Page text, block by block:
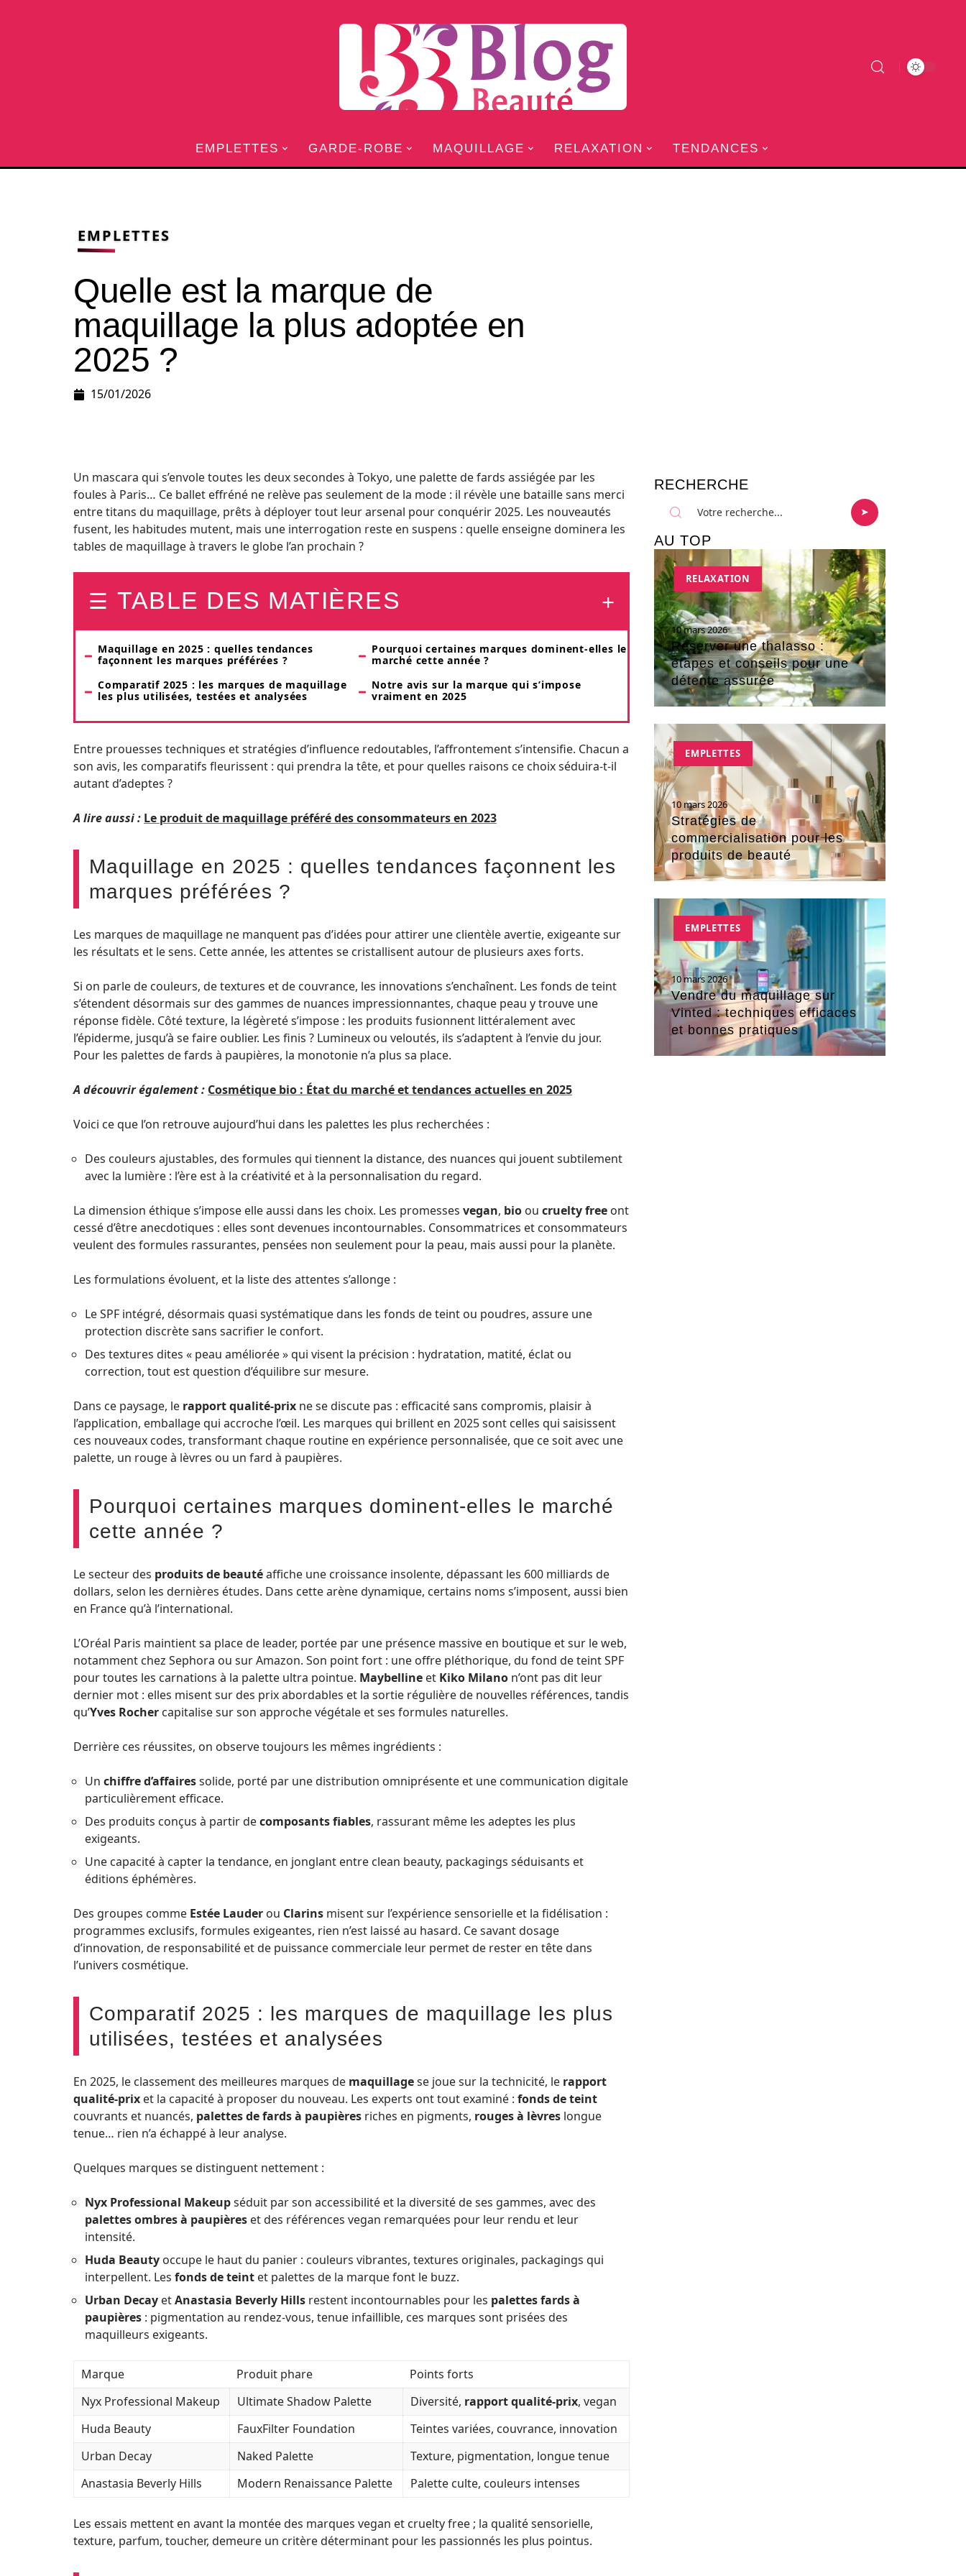
EMPLETTES GARDE-ROBE MAQUILLAGE RELAXATION TENDANCES
EMPLETTES
Quelle est la marque de
maquillage la plus adoptée en
2025 ?
15/01/2026
Un mascara qui s’envole toutes les deux secondes à Tokyo, une palette de fards assiégée par les
foules à Paris… Ce ballet effréné ne relève pas seulement de la mode : il révèle une bataille sans merci
entre titans du maquillage, prêts à déployer tout leur arsenal pour conquérir 2025. Les nouveautés
fusent, les habitudes mutent, mais une interrogation reste en suspens : quelle enseigne dominera les
tables de maquillage à travers le globe l’an prochain ?
TABLE DES MATIÈRES
Maquillage en 2025 : quelles tendances
façonnent les marques préférées ?
Pourquoi certaines marques dominent-elles le
marché cette année ?
Comparatif 2025 : les marques de maquillage
les plus utilisées, testées et analysées
Notre avis sur la marque qui s’impose
vraiment en 2025
Entre prouesses techniques et stratégies d’influence redoutables, l’affrontement s’intensifie. Chacun a
son avis, les comparatifs fleurissent : qui prendra la tête, et pour quelles raisons ce choix séduira-t-il
autant d’adeptes ?
A lire aussi : Le produit de maquillage préféré des consommateurs en 2023
Maquillage en 2025 : quelles tendances façonnent les
marques préférées ?
Les marques de maquillage ne manquent pas d’idées pour attirer une clientèle avertie, exigeante sur
les résultats et le sens. Cette année, les attentes se cristallisent autour de plusieurs axes forts.
Si on parle de couleurs, de textures et de couvrance, les innovations s’enchaînent. Les fonds de teint
s’étendent désormais sur des gammes de nuances impressionnantes, chaque peau y trouve une
réponse fidèle. Côté texture, la légèreté s’impose : les produits fusionnent littéralement avec
l’épiderme, jusqu’à se faire oublier. Les finis ? Lumineux ou veloutés, ils s’adaptent à l’envie du jour.
Pour les palettes de fards à paupières, la monotonie n’a plus sa place.
A découvrir également : Cosmétique bio : État du marché et tendances actuelles en 2025
Voici ce que l’on retrouve aujourd’hui dans les palettes les plus recherchées :
Des couleurs ajustables, des formules qui tiennent la distance, des nuances qui jouent subtilement
avec la lumière : l’ère est à la créativité et à la personnalisation du regard.
La dimension éthique s’impose elle aussi dans les choix. Les promesses vegan, bio ou cruelty free ont
cessé d’être anecdotiques : elles sont devenues incontournables. Consommatrices et consommateurs
veulent des formules rassurantes, pensées non seulement pour la peau, mais aussi pour la planète.
Les formulations évoluent, et la liste des attentes s’allonge :
Le SPF intégré, désormais quasi systématique dans les fonds de teint ou poudres, assure une
protection discrète sans sacrifier le confort.
Des textures dites « peau améliorée » qui visent la précision : hydratation, matité, éclat ou
correction, tout est question d’équilibre sur mesure.
Dans ce paysage, le rapport qualité-prix ne se discute pas : efficacité sans compromis, plaisir à
l’application, emballage qui accroche l’œil. Les marques qui brillent en 2025 sont celles qui saisissent
ces nouveaux codes, transformant chaque routine en expérience personnalisée, que ce soit avec une
palette, un rouge à lèvres ou un fard à paupières.
Pourquoi certaines marques dominent-elles le marché
cette année ?
Le secteur des produits de beautéaffiche une croissance insolente, dépassant les 600 milliards de
dollars, selon les dernières études. Dans cette arène dynamique, certains noms s’imposent, aussi bien
en France qu’à l’international.
L’Oréal Paris maintient sa place de leader, portée par une présence massive en boutique et sur le web,
notamment chez Sephora ou sur Amazon. Son point fort : une offre pléthorique, du fond de teint SPF
pour toutes les carnations à la palette ultra pointue. Maybelline et Kiko Milano n’ont pas dit leur
dernier mot : elles misent sur des prix abordables et la sortie régulière de nouvelles références, tandis
qu’Yves Rocher capitalise sur son approche végétale et ses formules naturelles.
Derrière ces réussites, on observe toujours les mêmes ingrédients :
Un chiffre d’affairessolide, porté par une distribution omniprésente et une communication digitale
particulièrement efficace.
Des produits conçus à partir decomposants fiables, rassurant même les adeptes les plus
exigeants.
Une capacité à capter la tendance, en jonglant entre clean beauty, packagings séduisants et
éditions éphémères.
Des groupes comme Estée Lauder ou Clarins misent sur l’expérience sensorielle et la fidélisation :
programmes exclusifs, formules exigeantes, rien n’est laissé au hasard. Ce savant dosage
d’innovation, de responsabilité et de puissance commerciale leur permet de rester en tête dans
l’univers cosmétique.
Comparatif 2025 : les marques de maquillage les plus
utilisées, testées et analysées
En 2025, le classement des meilleures marques de maquillagese joue sur la technicité, le rapport
qualité-prix et la capacité à proposer du nouveau. Les experts ont tout examiné : fonds de teint
couvrants et nuancés, palettes de fards à paupières riches en pigments, rouges à lèvres longue
tenue… rien n’a échappé à leur analyse.
Quelques marques se distinguent nettement :
Nyx Professional Makeupséduit par son accessibilité et la diversité de ses gammes, avec des
palettes ombres à paupières et des références vegan remarquées pour leur rendu et leur
intensité.
Huda Beauty occupe le haut du panier : couleurs vibrantes, textures originales, packagings qui
interpellent. Les fonds de teint et palettes de la marque font le buzz.
Urban Decay etAnastasia Beverly Hills restent incontournables pour les palettes fards à
paupières : pigmentation au rendez-vous, tenue infaillible, ces marques sont prisées des
maquilleurs exigeants.
Marque Produit phare
Points forts
Nyx Professional Makeup
Ultimate Shadow Palette Diversité, rapport qualité-prix, vegan
Huda Beauty
FauxFilter Foundation
Teintes variées, couvrance, innovation
Urban Decay
Naked Palette
Texture, pigmentation, longue tenue
Anastasia Beverly Hills
Modern Renaissance Palette Palette culte, couleurs intenses
Les essais mettent en avant la montée des marques vegan et cruelty free ; la qualité sensorielle,
texture, parfum, toucher, demeure un critère déterminant pour les passionnés les plus pointus.
RECHERCHE
AU TOP
RELAXATION
10 mars 2026
Réserver une thalasso :
étapes et conseils pour une
détente assurée
EMPLETTES
10 mars 2026
Stratégies de
commercialisation pour les
produits de beauté
EMPLETTES
10 mars 2026
Vendre du maquillage sur
Vinted : techniques efficaces
et bonnes pratiques